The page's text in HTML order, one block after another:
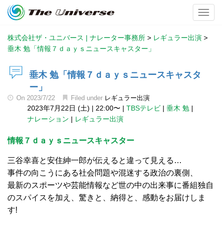
株式会社ザ・ユニバース | ナレーター事務所 > レギュラー出演 >
垂木 勉「情報７ｄａｙｓニュースキャスター」
垂木 勉「情報７ｄａｙｓニュースキャスタ
ー」
On 2023/7/22 Filed under レギュラー出演
2023年7月22日 (土) | 22:00〜 | TBSテレビ | 垂木 勉 |
ナレーション | レギュラー出演
情報７ｄａｙｓニュースキャスター
三谷幸喜と安住紳一郎が伝えると違って見える…
事件の向こうにある社会問題や混迷する政治の裏側、
最新のスポーツや芸能情報など世の中の出来事に番組独自
のスパイスを加え、驚きと、納得と、感動をお届けしま
す!